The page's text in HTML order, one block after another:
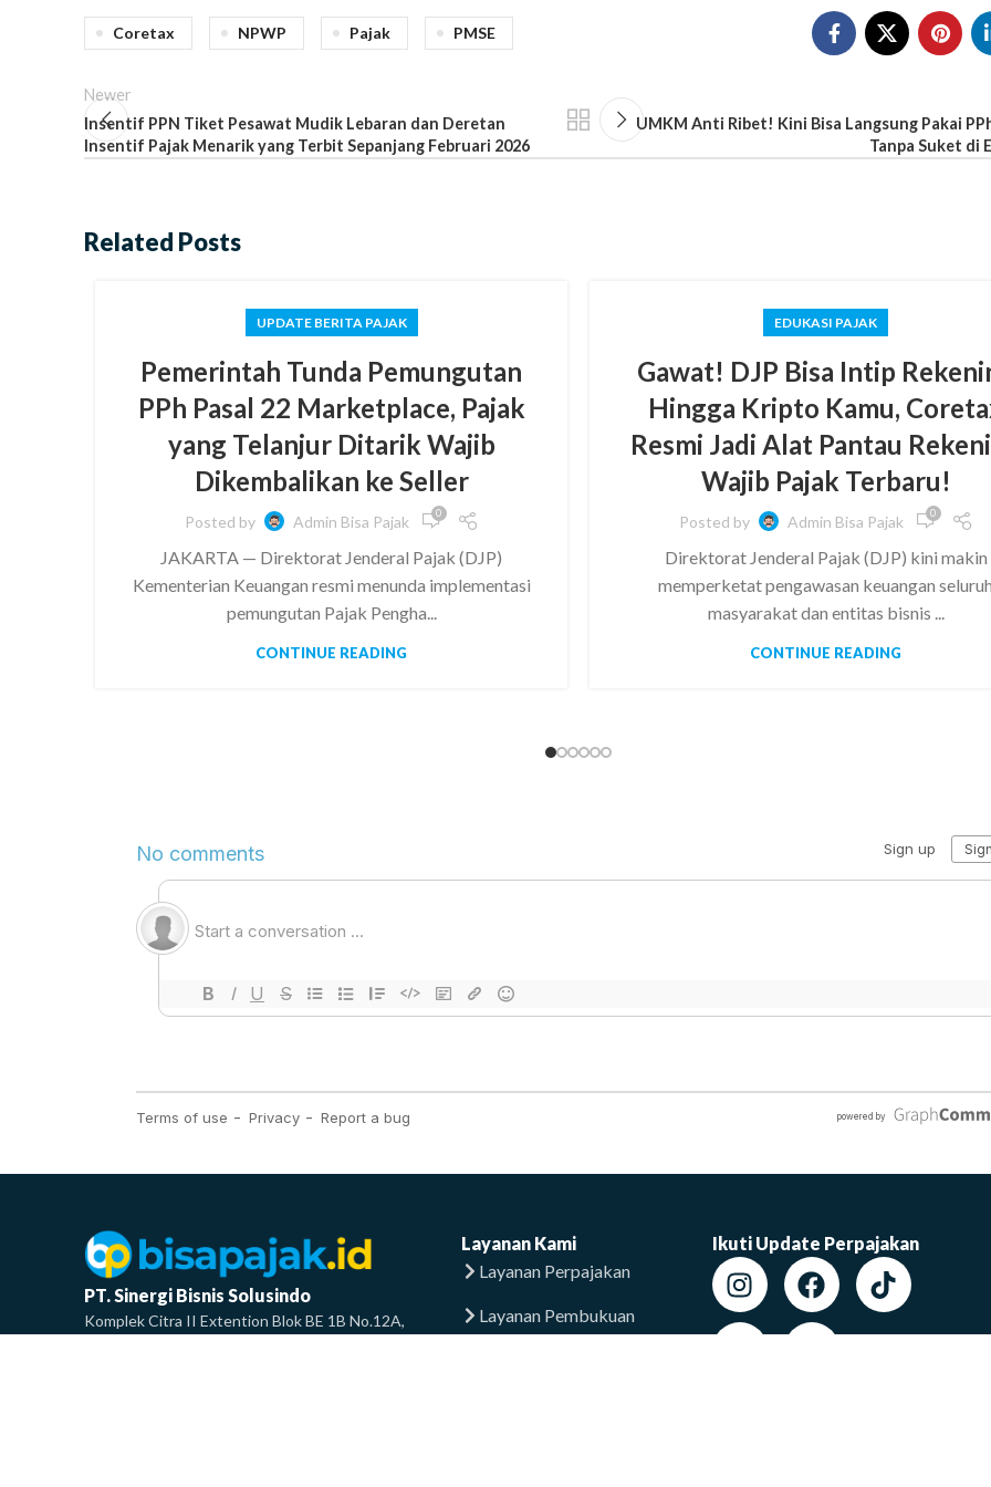
Coretax NPWP Pajak PMSE
Newer
Insentif PPN Tiket Pesawat Mudik Lebaran dan Deretan
Insentif Pajak Menarik yang Terbit Sepanjang Februari 2026
UMKM Anti Ribet! Kini Bisa Langsung Pakai
Tanpa Suket di
Related Posts
UPDATE BERITA PAJAK
Pemerintah Tunda Pemungutan
PPh Pasal 22 Marketplace, Pajak
yang Telanjur Ditarik Wajib
Dikembalikan ke Seller
Posted by Admin Bisa Pajak 0
JAKARTA — Direktorat Jenderal Pajak (DJP)
Kementerian Keuangan resmi menunda implementasi
pemungutan Pajak Pengha...
CONTINUE READING
EDUKASI PAJAK
Gawat! DJP Bisa Intip
Hingga Kripto Kamu,
Resmi Jadi Alat Pantau
Wajib Pajak Terbaru!
Posted by Admin Bisa Pajak 0
Direktorat Jenderal Pajak (DJP) kini makin
memperketat pengawasan keuangan
masyarakat dan entitas bisnis ...
CONTINUE READING
PT. Sinergi Bisnis Solusindo
Komplek Citra II Extention Blok BE 1B No.12A,
Layanan Kami
Layanan Perpajakan
Layanan Pembukuan
Ikuti Update Perpajakan